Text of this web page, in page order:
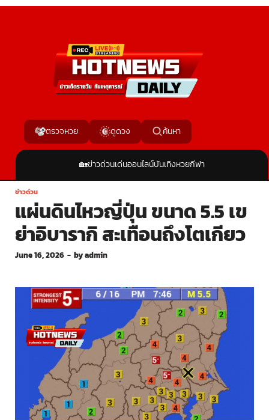
ตรวจหวย ดูดวง ค้นหา
🏡ข่าวด่วนเด่นออนไลน์บันเทิงหวยกีฬา
ข่าวด่วน
แผ่นดินไหวญี่ปุ่น ขนาด 5.5 เข
ย่าอิบารากิ สะเทือนถึงโตเกียว
June 16, 2026 - byadmin